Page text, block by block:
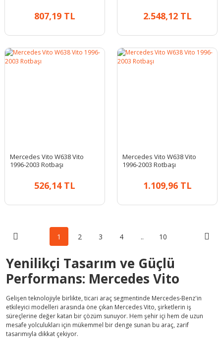
807,19 TL 2.548,12 TL
Mercedes Vito W638 Vito
1996-2003 Rotbaşı
526,14 TL
Mercedes Vito W638 Vito
1996-2003 Rotbaşı
1.109,96 TL
1 2 3 4 .. 10
Yenilikçi Tasarım ve Güçlü
Performans: Mercedes Vito
Gelişen teknolojiyle birlikte, ticari araç segmentinde Mercedes-Benz'in
etkileyici modelleri arasında öne çıkan Mercedes Vito, şirketlerin iş
süreçlerine değer katan bir çözüm sunuyor. Hem şehir içi hem de uzun
mesafe yolculukları için mükemmel bir denge sunan bu araç, zarif
tasarımıyla dikkat çekiyor.